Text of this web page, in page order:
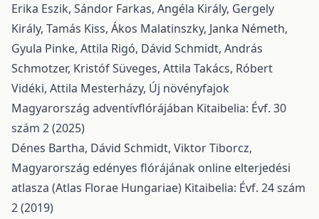
Erika Eszik, Sándor Farkas, Angéla Király, Gergely
Király, Tamás Kiss, Ákos Malatinszky, Janka Németh,
Gyula Pinke, Attila Rigó, Dávid Schmidt, András
Schmotzer, Kristóf Süveges, Attila Takács, Róbert
Vidéki, Attila Mesterházy, Új növényfajok
Magyarország adventívflórájában Kitaibelia: Évf. 30
szám 2 (2025)
Dénes Bartha, Dávid Schmidt, Viktor Tiborcz,
Magyarország edényes flórájának online elterjedési
atlasza (Atlas Florae Hungariae) Kitaibelia: Évf. 24 szám
2 (2019)